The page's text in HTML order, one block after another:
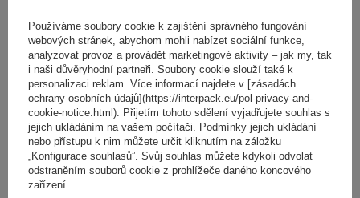
Střešní nosič G3 Airflow 60.230 pro tradiční i integrované
hliníkové lyžiny
Používáme soubory cookie k zajištění správného fungování
webových stránek, abychom mohli nabízet sociální funkce,
analyzovat provoz a provádět marketingové aktivity – jak my, tak
i naši důvěryhodní partneři. Soubory cookie slouží také k
personalizaci reklam. Více informací najdete v [zásadách
ochrany osobních údajů](https://interpack.eu/pol-privacy-and-
cookie-notice.html). Přijetím tohoto sdělení vyjadřujete souhlas s
jejich ukládáním na vašem počítači. Podmínky jejich ukládání
nebo přístupu k nim můžete určit kliknutím na záložku
„Konfigurace souhlasů”. Svůj souhlas můžete kdykoli odvolat
odstraněním souborů cookie z prohlížeče daného koncového
zařízení.